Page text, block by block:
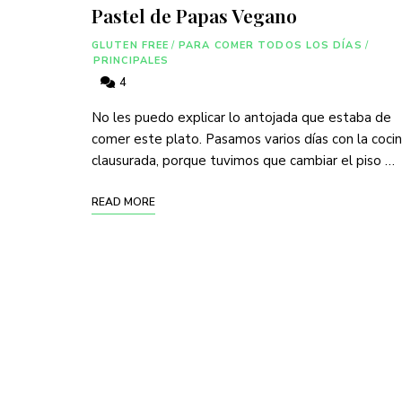
Pastel de Papas Vegano
GLUTEN FREE / PARA COMER TODOS LOS DÍAS /
PRINCIPALES
4
No les puedo explicar lo antojada que estaba de
comer este plato. Pasamos varios días con la
clausurada, porque tuvimos que cambiar el piso …
READ MORE